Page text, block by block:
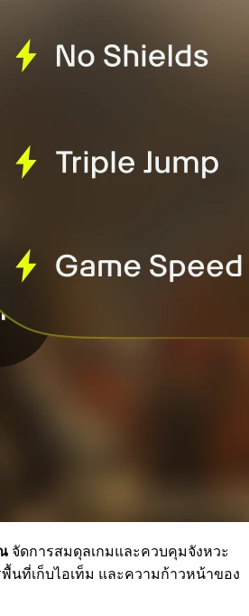
จัดการสมดุลเกมและควบคุมจังหวะ
นที่เก็บไอเท็ม และความก้าวหน้าของ